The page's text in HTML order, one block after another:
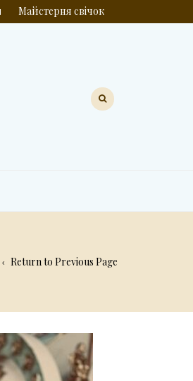
Майстерня свічок
Return to Previous Page